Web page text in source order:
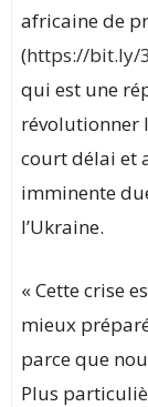
africaine de
(https://bit.ly/
qui est une
révolutionner
court délai et
imminente
l’Ukraine.
« Cette crise
mieux
parce que
Plus